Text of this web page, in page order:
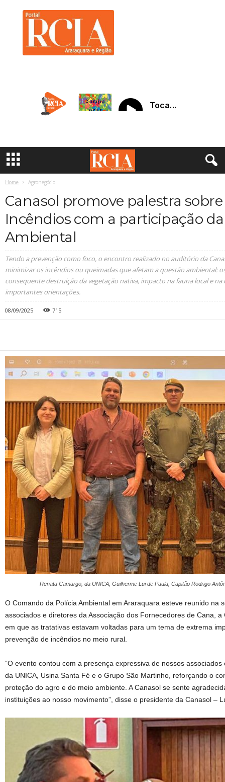
a
Home Agronegócio
Canasol promove palestra
Incêndios com a participação
Ambiental
Tendo a prevenção como foco, o encontro realizado no auditório da
minimizar os incêndios ou queimadas que afetam a questão ambiental:
consequente destruição da vegetação nativa, impacto na fauna local e
importantes orientações.
08/09/2025 715
Renata Camargo, da UNICA, Guilherme Lui de Paula, Capitão Rodrigo
O Comando da Polícia Ambiental em Araraquara esteve reunido na
associados e diretores da Associação dos Fornecedores de Cana,
em que as tratativas estavam voltadas para um tema de extrema
prevenção de incêndios no meio rural.
“O evento contou com a presença expressiva de nossos
da UNICA, Usina Santa Fé e o Grupo São Martinho, reforçando o
proteção do agro e do meio ambiente. A Canasol se sente
instituições ao nosso movimento”, disse o presidente da Canasol –